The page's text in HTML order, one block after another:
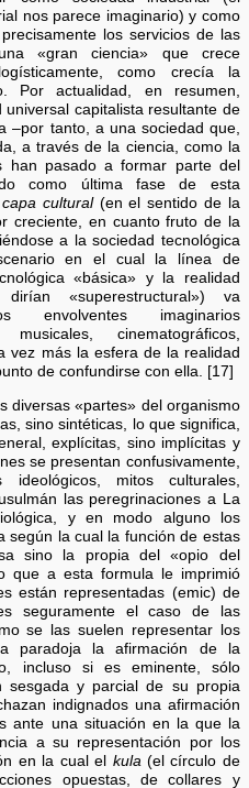
nos parece imaginario) y como
los servicios de las
«gran ciencia» que crece
como crecía la
Por actualidad, en resumen,
capitalista resultante de
–por tanto, a una sociedad que,
a través de la ciencia, como la
han pasado a formar parte del
como última fase de esta
capa cultural(en el sentido de la
creciente, en cuanto fruto de la
a la sociedad tecnológica
en el cual la línea de
«básica» y la realidad
«superestructural») va
envolventes imaginarios
musicales, cinematográficos,
vez más la esfera de la realidad
de confundirse con ella. [17]
diversas «partes» del organismo
sino sintéticas, lo que significa,
explícitas, sino implícitas y
se presentan confusivamente,
ideológicos, mitos culturales,
las peregrinaciones a La
y en modo alguno los
según la cual la función de estas
sino la propia del «opio del
que a esta formula le imprimió
están representadas (emic) de
seguramente el caso de las
se las suelen representar los
paradoja la afirmación de la
incluso si es eminente, sólo
sesgada y parcial de su propia
indignados una afirmación
ante una situación en la que la
a su representación por los
en la cual el kula(el círculo de
opuestas, de collares y